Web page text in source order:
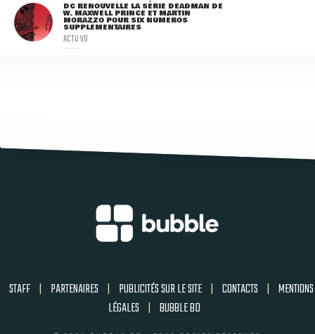
DC RENOUVELLE LA SÉRIE DEADMAN DE
W. MAXWELL PRINCE ET MARTIN
MORAZZO POUR SIX NUMÉROS
SUPPLÉMENTAIRES
ACTU VO
STAFF | PARTENAIRES | PUBLICITÉS SUR LE SITE | CONTACTS | MENTIONS
LÉGALES | BUBBLE BD